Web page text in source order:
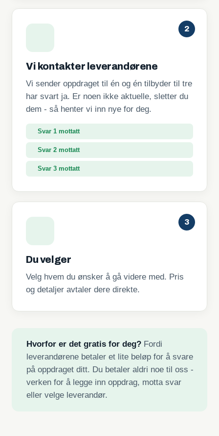
2
Vi kontakter leverandørene
Vi sender oppdraget til én og én tilbyder til tre
har svart ja. Er noen ikke aktuelle, sletter du
dem - så henter vi inn nye for deg.
Svar 1 mottatt
Svar 2 mottatt
Svar 3 mottatt
3
Du velger
Velg hvem du ønsker å gå videre med. Pris
og detaljer avtaler dere direkte.
Hvorfor er det gratis for deg?Fordi
leverandørene betaler et lite beløp for å svare
på oppdraget ditt. Du betaler aldri noe til oss -
verken for å legge inn oppdrag, motta svar
eller velge leverandør.